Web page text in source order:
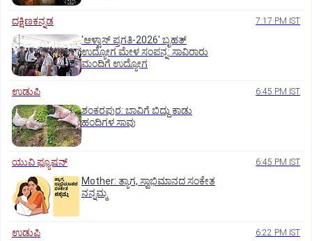
ದಕ್ಷಿಣಕನ್ನಡ 7:17 PM IST
'ಆಳ್ವಾಸ್‌ ಪ್ರಗತಿ-2026' ಬೃಹತ್
ಉದ್ಯೋಗ ಮೇಳ ಸಂಪನ್ನ: ಸಾವಿರಾರು
ಮಂದಿಗೆ ಉದ್ಯೋಗ
ಉಡುಪಿ 6:45 PM IST
ಶಂಕರಪುರ: ಬಾವಿಗೆ ಬಿದ್ದು ಕಾಡು
ಹಂದಿಗಳ ಸಾವು
ಯುವಿ ಫ್ಯೂಷನ್ 6:45 PM IST
Mother: ತ್ಯಾಗ, ಸ್ವಾಭಿಮಾನದ ಸಂಕೇತ
ನನ್ನಮ್ಮ
ಉಡುಪಿ 6:22 PM IST